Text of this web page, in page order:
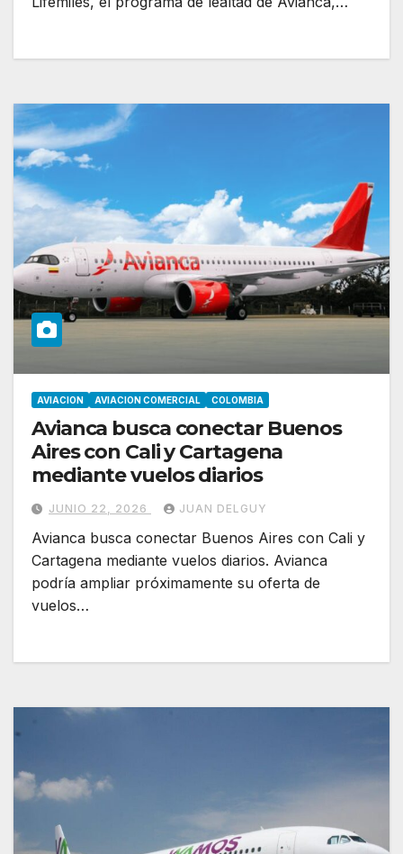
AVIACION AVIACION COMERCIAL COLOMBIA
Avianca busca conectar Buenos
Aires con Cali y Cartagena
mediante vuelos diarios
JUNIO 22, 2026 JUAN DELGUY
Avianca busca conectar Buenos Aires con Cali y
Cartagena mediante vuelos diarios. Avianca
podría ampliar próximamente su oferta de
vuelos…